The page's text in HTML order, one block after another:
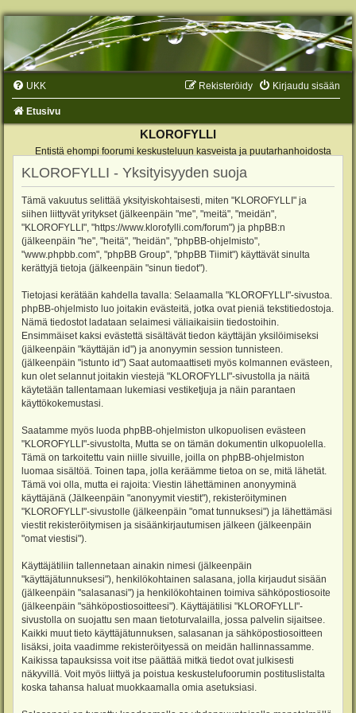
UKK Kirjaudu sisään
Rekisteröidy
Etusivu
KLOROFYLLI
Entistä ehompi foorumi keskusteluun kasveista ja puutarhanhoidosta
KLOROFYLLI - Yksityisyyden suoja
Tämä vakuutus selittää yksityiskohtaisesti, miten "KLOROFYLLI" ja
siihen liittyvät yritykset (jälkeenpäin "me", "meitä", "meidän",
"KLOROFYLLI", "https://www.klorofylli.com/forum") ja phpBB:n
(jälkeenpäin "he", "heitä", "heidän", "phpBB-ohjelmisto",
"www.phpbb.com", "phpBB Group", "phpBB Tiimit") käyttävät sinulta
kerättyjä tietoja (jälkeenpäin "sinun tiedot").
Tietojasi kerätään kahdella tavalla: Selaamalla "KLOROFYLLI"-sivustoa.
phpBB-ohjelmisto luo joitakin evästeitä, jotka ovat pieniä tekstitiedostoja.
Nämä tiedostot ladataan selaimesi väliaikaisiin tiedostoihin.
Ensimmäiset kaksi evästettä sisältävät tiedon käyttäjän yksilöimiseksi
(jälkeenpäin "käyttäjän id") ja anonyymin session tunnisteen.
(jälkeenpäin "istunto id") Saat automaattiseti myös kolmannen evästeen,
kun olet selannut joitakin viestejä "KLOROFYLLI"-sivustolla ja näitä
käytetään tallentamaan lukemiasi vestiketjuja ja näin parantaen
käyttökokemustasi.
Saatamme myös luoda phpBB-ohjelmiston ulkopuolisen evästeen
"KLOROFYLLI"-sivustolta, Mutta se on tämän dokumentin ulkopuolella.
Tämä on tarkoitettu vain niille sivuille, joilla on phpBB-ohjelmiston
luomaa sisältöä. Toinen tapa, jolla keräämme tietoa on se, mitä lähetät.
Tämä voi olla, mutta ei rajoita: Viestin lähettäminen anonyyminä
käyttäjänä (Jälkeenpäin "anonyymit viestit"), rekisteröityminen
"KLOROFYLLI"-sivustolle (jälkeenpäin "omat tunnuksesi") ja lähettämäsi
viestit rekisteröitymisen ja sisäänkirjautumisen jälkeen (jälkeenpäin
"omat viestisi").
Käyttäjätiliin tallennetaan ainakin nimesi (jälkeenpäin
"käyttäjätunnuksesi"), henkilökohtainen salasana, jolla kirjaudut sisään
(jälkeenpäin "salasanasi") ja henkilökohtainen toimiva sähköpostiosoite
(jälkeenpäin "sähköpostiosoitteesi"). Käyttäjätilisi "KLOROFYLLI"-
sivustolla on suojattu sen maan tietoturvalailla, jossa palvelin sijaitsee.
Kaikki muut tieto käyttäjätunnuksen, salasanan ja sähköpostiosoitteen
lisäksi, joita vaadimme rekisteröityessä on meidän hallinnassamme.
Kaikissa tapauksissa voit itse päättää mitkä tiedot ovat julkisesti
näkyvillä. Voit myös liittyä ja poistua keskustelufoorumin postituslistalta
koska tahansa haluat muokkaamalla omia asetuksiasi.